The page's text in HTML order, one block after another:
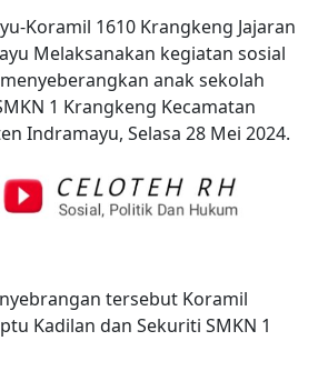
Koramil 1610 Krangkeng Jajaran
Melaksanakan kegiatan sosial
anak sekolah
1 Krangkeng Kecamatan
Indramayu, Selasa 28 Mei 2024.
tersebut Koramil
Kadilan dan Sekuriti SMKN 1